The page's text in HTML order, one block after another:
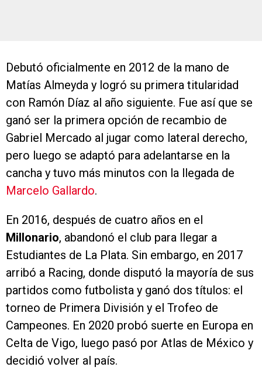
Debutó oficialmente en 2012 de la mano de
Matías Almeyda y logró su primera titularidad
con Ramón Díaz al año siguiente. Fue así que se
ganó ser la primera opción de recambio de
Gabriel Mercado al jugar como lateral derecho,
pero luego se adaptó para adelantarse en la
cancha y tuvo más minutos con la llegada de
Marcelo Gallardo.
En 2016, después de cuatro años en el
Millonario, abandonó el club para llegar a
Estudiantes de La Plata. Sin embargo, en 2017
arribó a Racing, donde disputó la mayoría de sus
partidos como futbolista y ganó dos títulos: el
torneo de Primera División y el Trofeo de
Campeones. En 2020 probó suerte en Europa en
Celta de Vigo, luego pasó por Atlas de México y
decidió volver al país.